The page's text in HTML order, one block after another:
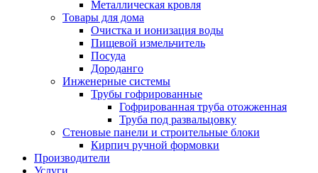
Металлическая кровля
Товары для дома
Очистка и ионизация воды
Пищевой измельчитель
Посуда
Дороданго
Инженерные системы
Трубы гофрированные
Гофрированная труба отожженная
Труба под развальцовку
Стеновые панели и строительные блоки
Кирпич ручной формовки
Производители
Услуги